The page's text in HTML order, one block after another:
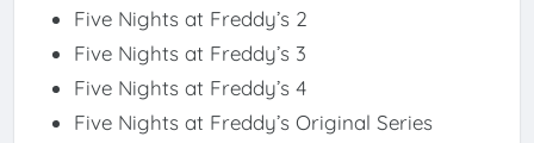
Five Nights at Freddy’s 2
Five Nights at Freddy’s 3
Five Nights at Freddy’s 4
Five Nights at Freddy’s Original Series